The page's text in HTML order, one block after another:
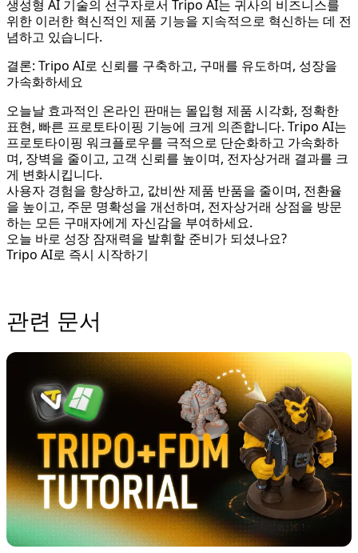
생성형 AI 기술의 선구자로서 Tripo AI는 귀사의 비즈니스를
위한 이러한 혁신적인 제품 기능을 지속적으로 혁신하는 데 전
념하고 있습니다.
결론: Tripo AI로 신뢰를 구축하고, 구매를 유도하며, 성장을
가속화하세요
오늘날 효과적인 온라인 판매는 몰입형 제품 시각화, 정확한
표현, 빠른 프로토타이핑 기능에 크게 의존합니다. Tripo AI는
프로토타이핑 워크플로우를 극적으로 단순화하고 가속화하
며, 장벽을 줄이고, 고객 신뢰를 높이며, 전자상거래 결과를 크
게 변화시킵니다.
사용자 경험을 향상하고, 값비싼 제품 반품을 줄이며, 전환율
을 높이고, 주문 명확성을 개선하며, 전자상거래 상점을 방문
하는 모든 구매자에게 자신감을 부여하세요.
오늘 바로 성장 잠재력을 발휘할 준비가 되셨나요?
Tripo AI로 즉시 시작하기
관련 문서